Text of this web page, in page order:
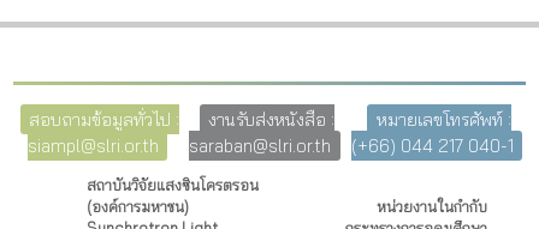
สอบถามข้อมูลทั่วไป :
siampl@slri.or.th
งานรับส่งหนังสือ :
saraban@slri.or.th
หมายเลขโทรศัพท์ :
(+66) 044 217 040-1
สถาบันวิจัยแสงซินโครตรอน
(องค์การมหาชน)
หน่วยงานในกำกับ